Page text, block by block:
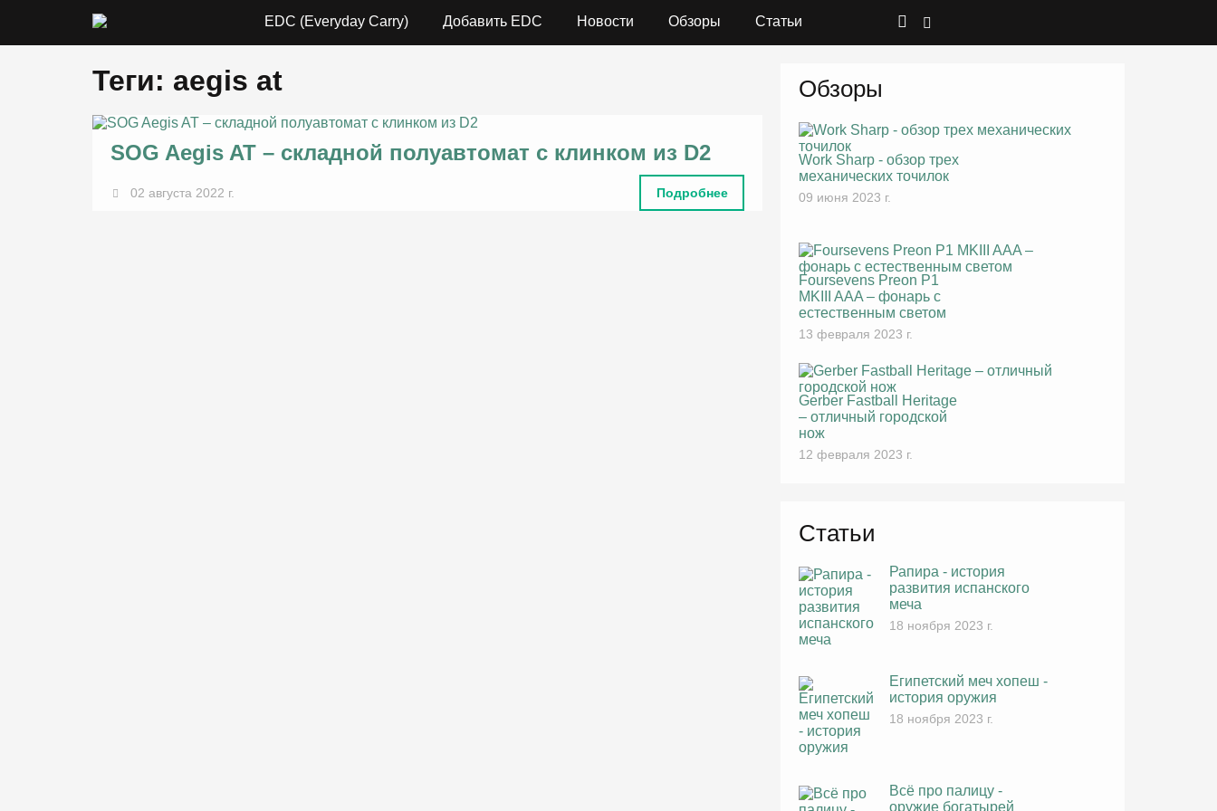
EDC (Everyday Carry) Добавить EDC Новости Обзоры Статьи
Теги: aegis at
SOG Aegis AT – складной полуавтомат с клинком из D2
02 августа 2022 г. Подробнее
Обзоры
Work Sharp - обзор трех
механических точилок
09 июня 2023 г.
Foursevens Preon P1
MKIII AAA – фонарь с
естественным светом
13 февраля 2023 г.
Gerber Fastball Heritage
– отличный городской
нож
12 февраля 2023 г.
Статьи
Рапира - история
развития испанского
меча
18 ноября 2023 г.
Египетский меч хопеш -
история оружия
18 ноября 2023 г.
Всё про палицу -
оружие богатырей